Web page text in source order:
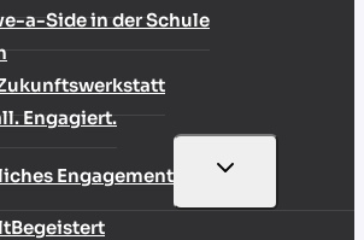
a-Side in der Schule
Engagiert.
Engagement
UNTERMENÜ